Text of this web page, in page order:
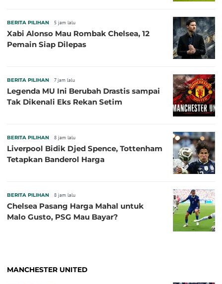
BERITA PILIHAN 5 jam lalu
Xabi Alonso Mau Rombak Chelsea, 12
Pemain Siap Dilepas
BERITA PILIHAN 7 jam lalu
Legenda MU Ini Berubah Drastis sampai
Tak Dikenali Eks Rekan Setim
BERITA PILIHAN 8 jam lalu
Liverpool Bidik Djed Spence, Tottenham
Tetapkan Banderol Harga
BERITA PILIHAN 8 jam lalu
Chelsea Pasang Harga Mahal untuk
Malo Gusto, PSG Mau Bayar?
MANCHESTER UNITED